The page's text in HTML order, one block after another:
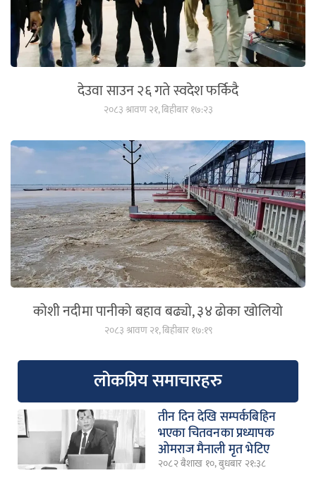
देउवा साउन २६ गते स्वदेश फर्किदै
२०८३ श्रावण २१, बिहीबार १७:२३
कोशी नदीमा पानीको बहाव बढ्यो, ३४ ढोका खोलियो
२०८३ श्रावण २१, बिहीबार १७:१९
लोकप्रिय समाचारहरु
तीन दिन देखि सम्पर्कबिहिन
भएका चितवनका प्रध्यापक
ओमराज मैनाली मृत भेटिए
२०८२ बैशाख १०, बुधबार २१:३८